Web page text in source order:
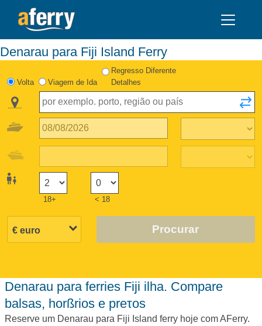
Denarau para Fiji Island Ferry
Volta Viagem de Ida
Regresso Diferente
Detalhes
18+ < 18
Procurar
Denarau para ferries Fiji ilha. Compare
balsas, horßrios e preτos
Reserve um Denarau para Fiji Island ferry hoje com AFerry.